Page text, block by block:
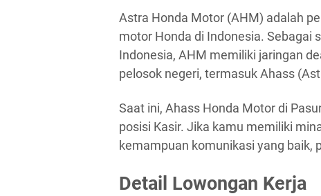
Astra Honda Motor (AHM) adalah
motor Honda di Indonesia. Sebagai
Indonesia, AHM memiliki jaringan
pelosok negeri, termasuk Ahass
Saat ini, Ahass Honda Motor di
posisi Kasir. Jika kamu memiliki
kemampuan komunikasi yang baik,
Detail Lowongan Kerja